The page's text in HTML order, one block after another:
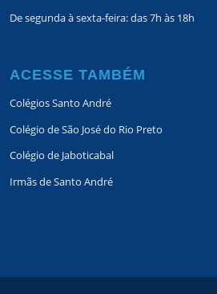
De segunda à sexta-feira: das 7h às 18h
ACESSE TAMBÉM
Colégios Santo André
Colégio de São José do Rio Preto
Colégio de Jaboticabal
Irmãs de Santo André